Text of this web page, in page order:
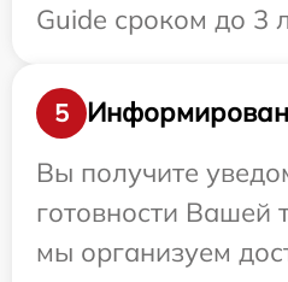
Guide сроком до 3
5
Вы получите
готовности Вашей
мы организуем